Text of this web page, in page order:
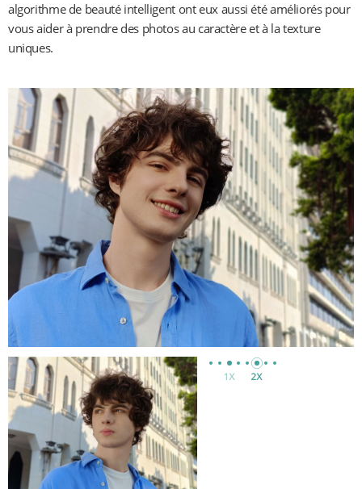
algorithme de beauté intelligent ont eux aussi été améliorés pour
vous aider à prendre des photos au caractère et à la texture
uniques.